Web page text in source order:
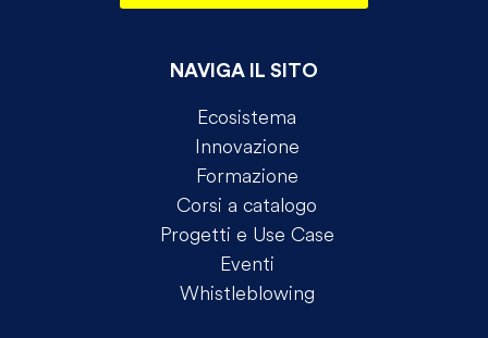
NAVIGA IL SITO
Ecosistema
Innovazione
Formazione
Corsi a catalogo
Progetti e Use Case
Eventi
Whistleblowing